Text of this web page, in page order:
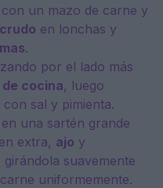
un mazo de carne y
en lonchas y
.
por el lado más
de cocina, luego
sal y pimienta.
una sartén grande
extra, ajo y
girándola suavemente
uniformemente.